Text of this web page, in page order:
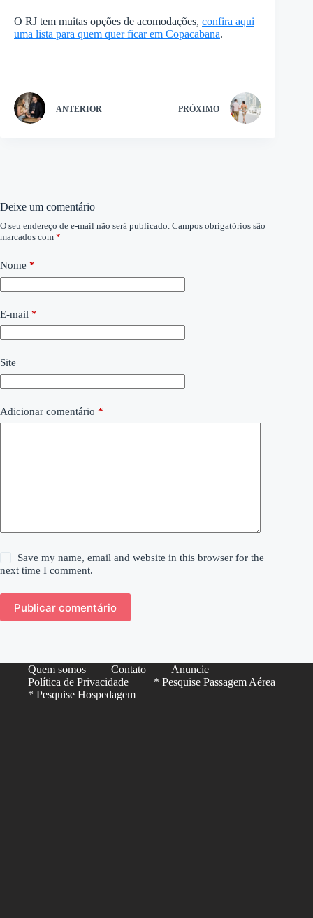
O RJ tem muitas opções de acomodações, confira aqui
uma lista para quem quer ficar em Copacabana.
ANTERIOR PRÓXIMO
Deixe um comentário
O seu endereço de e-mail não será publicado. Campos obrigatórios são
marcados com *
Nome *
E-mail *
Site
Adicionar comentário *
Save my name, email and website in this browser for the
next time I comment.
Publicar comentário
Quem somos Contato
Anuncie
Política de Privacidade
* Pesquise Passagem Aérea
* Pesquise Hospedagem